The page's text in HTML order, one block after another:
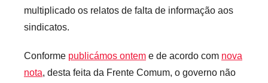
f
x
i
multiplicado os relatos de falta de informação aos
sindicatos.
Conforme publicámos ontem e de acordo com nova
nota, desta feita da Frente Comum, o governo não